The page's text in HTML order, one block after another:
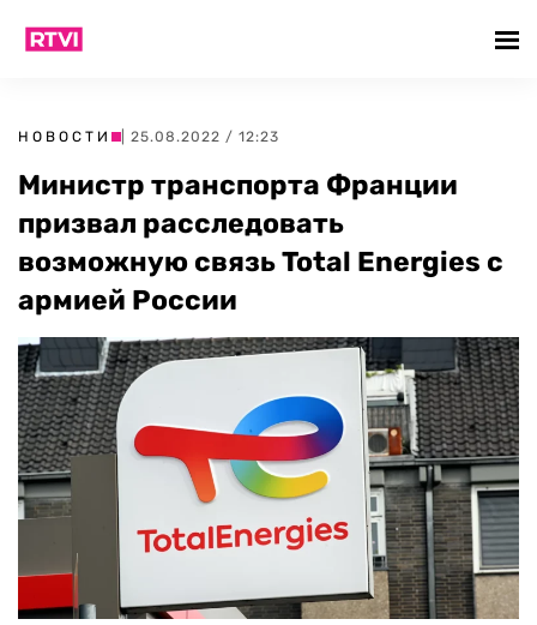
НОВОСТИ | 25.08.2022 / 12:23
Министр транспорта Франции
призвал расследовать
возможную связь Total Energies с
армией России